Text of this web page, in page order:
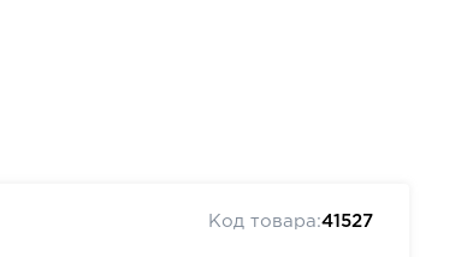
Код товара:41527